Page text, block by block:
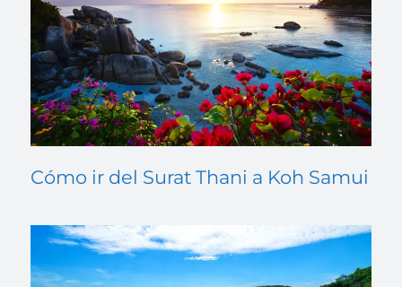
Cómo ir del Surat Thani a Koh Samui